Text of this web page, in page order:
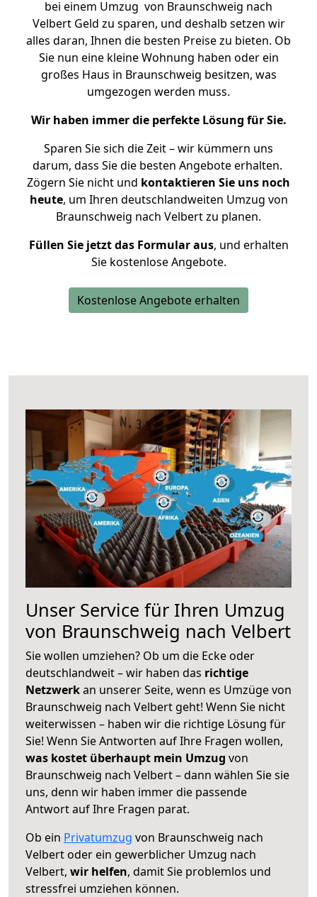
bei einem Umzug von Braunschweig nach
Velbert Geld zu sparen, und deshalb setzen wir
alles daran, Ihnen die besten Preise zu bieten. Ob
Sie nun eine kleine Wohnung haben oder ein
großes Haus in Braunschweig besitzen, was
umgezogen werden muss.
Wir haben immer die perfekte Lösung für Sie.
Sparen Sie sich die Zeit – wir kümmern uns
darum, dass Sie die besten Angebote erhalten.
Zögern Sie nicht und kontaktieren Sie uns noch
heute, um Ihren deutschlandweiten Umzug von
Braunschweig nach Velbert zu planen.
Füllen Sie jetzt das Formular aus, und erhalten
Sie kostenlose Angebote.
Kostenlose Angebote erhalten
Unser Service für Ihren Umzug
von Braunschweig nach Velbert
Sie wollen umziehen? Ob um die Ecke oder
deutschlandweit – wir haben das richtige
Netzwerkan unserer Seite, wenn es Umzüge von
Braunschweig nach Velbert geht! Wenn Sie nicht
weiterwissen – haben wir die richtige Lösung für
Sie! Wenn Sie Antworten auf Ihre Fragen wollen,
was kostet überhaupt mein Umzug von
Braunschweig nach Velbert – dann wählen Sie sie
uns, denn wir haben immer die passende
Antwort auf Ihre Fragen parat.
Ob ein Privatumzug von Braunschweig nach
Velbert oder ein gewerblicher Umzug nach
Velbert, wir helfen, damit Sie problemlos und
stressfrei umziehen können.